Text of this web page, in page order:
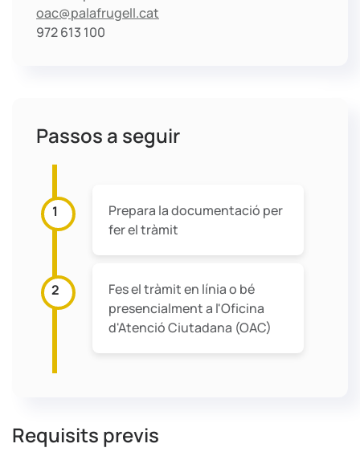
oac@palafrugell.cat
972 613 100
Passos a seguir
Prepara la documentació per
fer el tràmit
1
Fes el tràmit en línia o bé
presencialment a l'Oficina
d'Atenció Ciutadana (OAC)
2
Requisits previs